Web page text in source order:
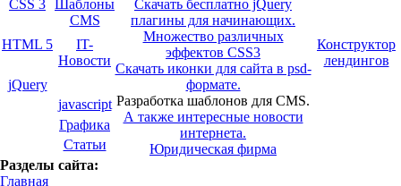
CSS 3 Шаблоны
CMS
Скачать бесплатно jQuery
плагины для начинающих.
Множество различных
эффектов CSS3
Скачать иконки для сайта в psd-
формате.
Разработка шаблонов для CMS.
А также интересные новости
интернета.
Юридическая фирма
HTML 5
IT-
Новости
Конструктор
лендингов
jQuery
javascript
Графика
Статьи
Разделы сайта:
Главная